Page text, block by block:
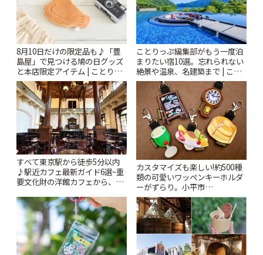
8月10日だけの限定品も♪「豊
島屋」で見つける鳩の日グッズ
と本店限定アイテム | ことりっ
ぷ
ことりっぷ編集部がもう一度泊
まりたい宿10選。忘れられない
絶景や温泉、名建築まで | こと
りっぷ
すべて東京駅から徒歩5分以内
♪駅近カフェ最新ガイド6選~重
要文化財の洋館カフェから、改
りっぷ
カスタマイズも楽しい!約500種
類の可愛いワッペンキーホルダ
ーがずらり。小平市
「Kimamaya T&K」 | ことりっ
ぷ